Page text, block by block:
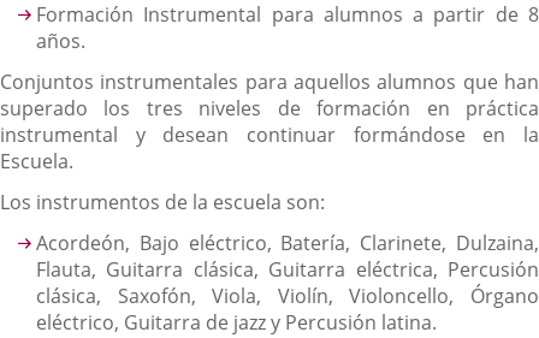
Formación Instrumental para alumnos a partir de 8
años.
Conjuntos instrumentales para aquellos alumnos que han
superado los tres niveles de formación en práctica
instrumental y desean continuar formándose en la
Escuela.
Los instrumentos de la escuela son:
Acordeón, Bajo eléctrico, Batería, Clarinete, Dulzaina,
Flauta, Guitarra clásica, Guitarra eléctrica, Percusión
clásica, Saxofón, Viola, Violín, Violoncello, Órgano
eléctrico, Guitarra de jazz y Percusión latina.